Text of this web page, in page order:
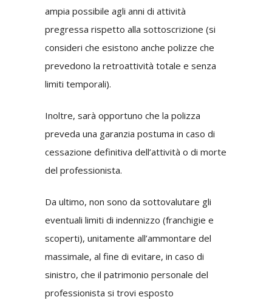
ampia possibile agli anni di attività
pregressa rispetto alla sottoscrizione (si
consideri che esistono anche polizze che
prevedono la retroattività totale e senza
limiti temporali).
Inoltre, sarà opportuno che la polizza
preveda una garanzia postuma in caso di
cessazione definitiva dell’attività o di morte
del professionista.
Da ultimo, non sono da sottovalutare gli
eventuali limiti di indennizzo (franchigie e
scoperti), unitamente all’ammontare del
massimale, al fine di evitare, in caso di
sinistro, che il patrimonio personale del
professionista si trovi esposto